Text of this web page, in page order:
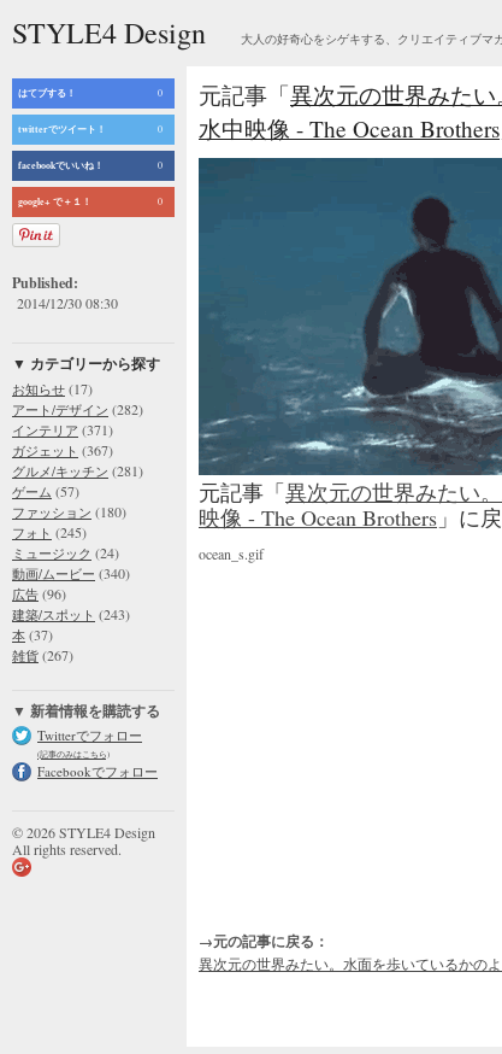
STYLE4 Design 大人の好奇心をシゲキする、クリエイティブマ
はてブする！ 0
twitterでツイート！ 0
facebookでいいね！ 0
google+ で＋１！ 0
Published:
2014/12/30 08:30
▼ カテゴリーから探す
お知らせ (17)
アート/デザイン (282)
インテリア (371)
ガジェット (367)
グルメ/キッチン (281)
ゲーム (57)
ファッション (180)
フォト (245)
ミュージック (24)
動画/ムービー (340)
広告 (96)
建築/スポット (243)
本 (37)
雑貨 (267)
▼ 新着情報を購読する
Twitterでフォロー
(記事のみはこちら)
Facebookでフォロー
© 2026 STYLE4 Design
All rights reserved.
元記事「異次元の世界みた
水中映像 - The Ocean Brothers
元記事「異次元の世界みたい
映像 - The Ocean Brothers 」に
ocean_s.gif
→元の記事に戻る：
異次元の世界みたい。水面を歩いているかの